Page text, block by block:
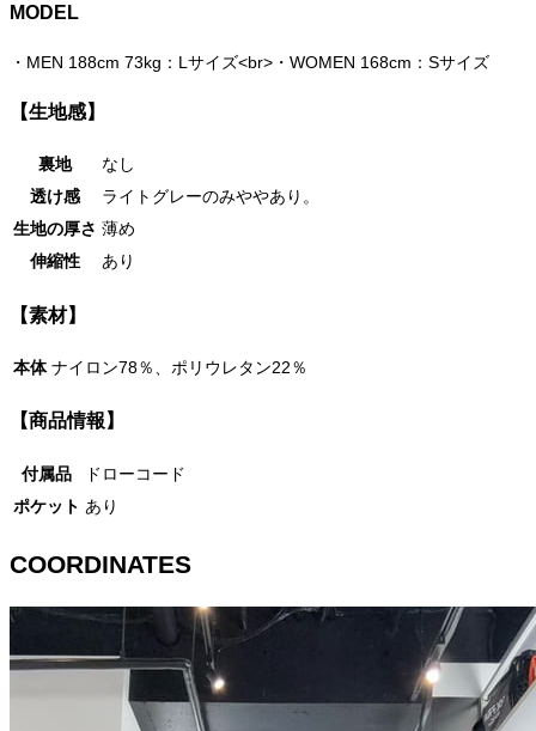
MODEL
・ MEN 188cm 73kg：Lサイズ<br>・WOMEN 168cm：Sサイズ
【生地感】
裏地
なし
透け感
ライトグレーのみややあり。
生地の厚さ 薄め
伸縮性
あり
【素材】
本体 ナイロン78％、ポリウレタン22％
【商品情報】
付属品
ドローコード
ポケット あり
COORDINATES